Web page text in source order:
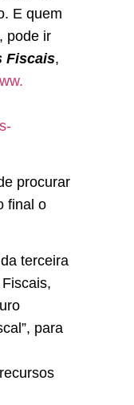
E quem
, pode ir
Fiscais,
procurar
final o
terceira
para